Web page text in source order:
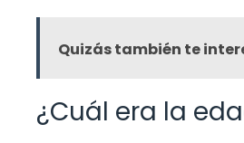
Quizás también te
¿Cuál era la